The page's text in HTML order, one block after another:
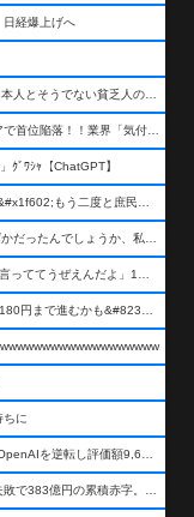
経爆上げへ
【高市格差】キオクシア株を買う400万円を用意出来る日本人とそうでない貧乏人の差が超広まるって事よ
【悲報】ファナック、長年守り抜いた産業ロボットシェアで首位陥落！！業界「気付いたら一気に抜かれていた…」
ﾞﾜｼｬ【ChatGPT】
2025年までに家買ってない奴、ハッキリ言って積みです&#x1f602;もう二度と庶民が買える値段になりません&#x1f602;&#x1f602;&#x1f602;
【高市悲報】みんなで大家さんに400万円出資した人「ばかだったんでしょうか、私は&#x1f622;」
Z世代「就職氷河期？努力不足の中年がいつまでも泣き言言っててうぜえんだよ」1万いいね
楽天三木谷「高市バラマキで悪性インフレ加速」「1ドル180円まで進むかも&#8230;もう看過できない」
ちに
【ソフトバンクG悲報】ClaudeのAnthropic, ChatGPTのOpenAIを逆転し評価額9,650億ドル (約154兆円) の世界一価値あるAI企業に……
安倍晋三の「クールジャパン機構」が存続危機。投資の失敗で383億円の累積赤字。2025年度決算も大赤字の可能性。責任の所在はウヤムヤ